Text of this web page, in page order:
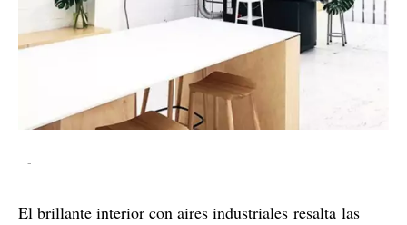
-
El brillante interior con aires industriales resalta las